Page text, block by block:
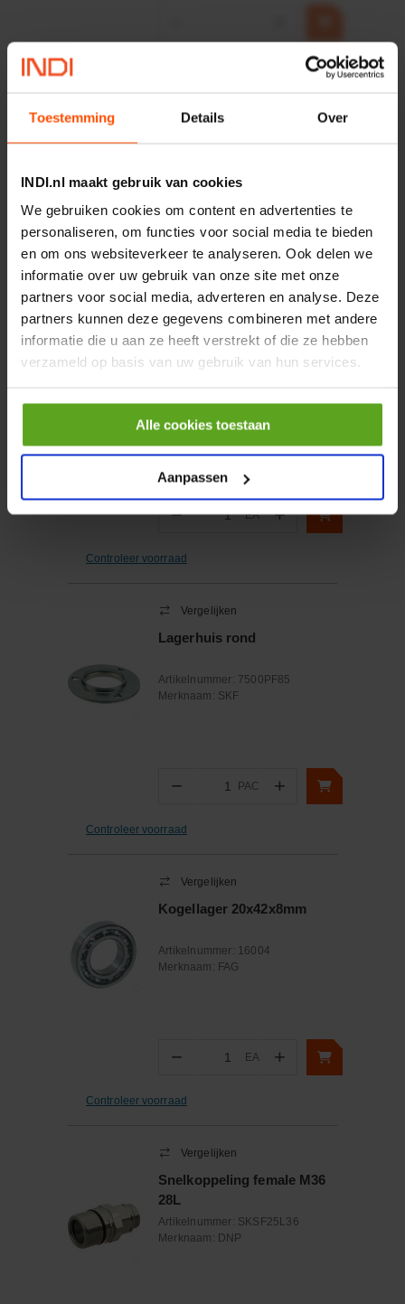
Toestemming Details Over
INDI.nl maakt gebruik van cookies
We gebruiken cookies om content en advertenties te
personaliseren, om functies voor social media te bieden
en om ons websiteverkeer te analyseren. Ook delen we
informatie over uw gebruik van onze site met onze
partners voor social media, adverteren en analyse. Deze
partners kunnen deze gegevens combineren met andere
informatie die u aan ze heeft verstrekt of die ze hebben
verzameld op basis van uw gebruik van hun services.
Alle cookies toestaan
Aanpassen
HP 12 MOTOR B14 380VAC
Merknaam:Emmegi
incl. BTW
− +
Onlangs bekeken:
Vergelijken
Onderlegring
Merknaam:Unbranded
− Aantal
EA +
Controleer voorraad
Vergelijken
Lagerhuis rond
Artikelnummer: 7500PF85
Merknaam: SKF
− Aantal
PAC +
Controleer voorraad
Vergelijken
Kogellager 20x42x8mm
Artikelnummer: 16004
Merknaam: FAG
− Aantal
EA +
Controleer voorraad
Vergelijken
Snelkoppeling female M36
28L
Artikelnummer: SKSF25L36
Merknaam: DNP